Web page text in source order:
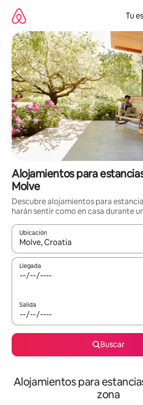
contenido
Tu
Alojamientos para
Molve
Descubre alojamientos para
harán sentir como en casa durante
Ubicación
Cuando los resultados estén
Llegada
Salida
Buscar
Alojamientos para
zona